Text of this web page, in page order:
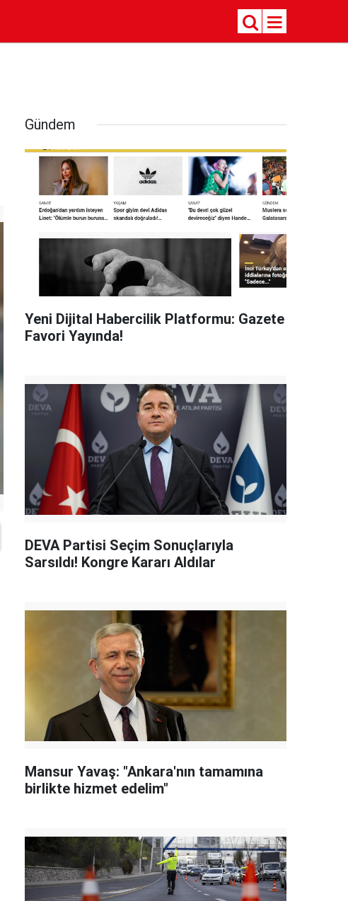
Gündem
Yeni Dijital Habercilik Platformu: Gazete
Favori Yayında!
DEVA Partisi Seçim Sonuçlarıyla
Sarsıldı! Kongre Kararı Aldılar
Mansur Yavaş: "Ankara'nın tamamına
birlikte hizmet edelim"